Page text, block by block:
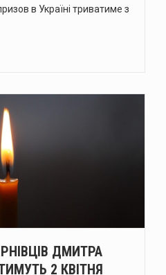
в Україні триватиме з
ДМИТРА
2 КВІТНЯ